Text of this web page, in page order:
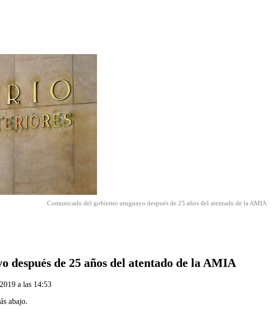
Comunicado del gobierno uruguayo después de 25 años del atentado de la AMIA
después de 25 años del atentado de la AMIA
a las 14:53
abajo.